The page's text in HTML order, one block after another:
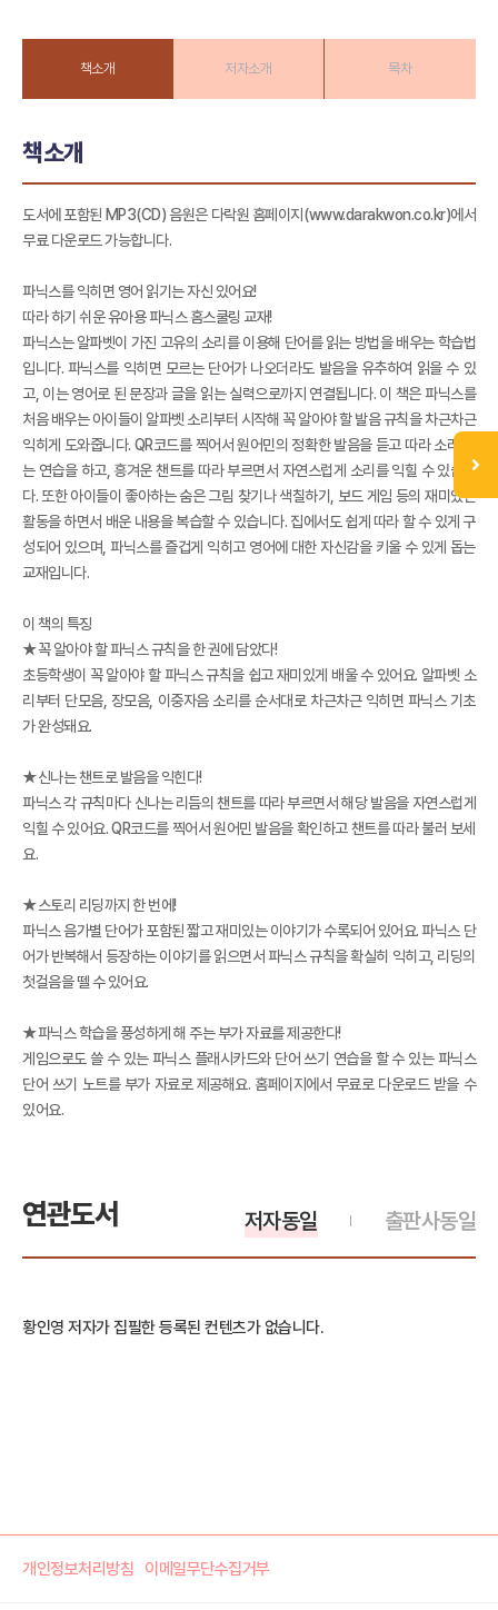
책소개 저자소개 목차
책소개
도서에 포함된 MP3(CD) 음원은 다락원 홈페이지(www.darakwon.co.kr)에서
무료 다운로드 가능합니다.
파닉스를 익히면 영어 읽기는 자신 있어요!
따라 하기 쉬운 유아용 파닉스 홈스쿨링 교재!
파닉스는 알파벳이 가진 고유의 소리를 이용해 단어를 읽는 방법을 배우는 학습법
입니다. 파닉스를 익히면 모르는 단어가 나오더라도 발음을 유추하여 읽을 수 있
고, 이는 영어로 된 문장과 글을 읽는 실력으로까지 연결됩니다. 이 책은 파닉스를
처음 배우는 아이들이 알파벳 소리부터 시작해 꼭 알아야 할 발음 규칙을 차근차근
익히게 도와줍니다. QR코드를 찍어서 원어민의 정확한 발음을 듣고 따라 소리 내
는 연습을 하고, 흥겨운 챈트를 따라 부르면서 자연스럽게 소리를 익힐 수 있습니
다. 또한 아이들이 좋아하는 숨은 그림 찾기나 색칠하기, 보드 게임 등의 재미있는
활동을 하면서 배운 내용을 복습할 수 있습니다. 집에서도 쉽게 따라 할 수 있게 구
성되어 있으며, 파닉스를 즐겁게 익히고 영어에 대한 자신감을 키울 수 있게 돕는
교재입니다.
이 책의 특징
★꼭 알아야 할 파닉스 규칙을 한 권에 담았다!
초등학생이 꼭 알아야 할 파닉스 규칙을 쉽고 재미있게 배울 수 있어요. 알파벳 소
리부터 단모음, 장모음, 이중자음 소리를 순서대로 차근차근 익히면 파닉스 기초
가 완성돼요.
★신나는 챈트로 발음을 익힌다!
파닉스 각 규칙마다 신나는 리듬의 챈트를 따라 부르면서 해당 발음을 자연스럽게
익힐 수 있어요. QR코드를 찍어서 원어민 발음을 확인하고 챈트를 따라 불러 보세
요.
★스토리 리딩까지 한 번에!
파닉스 음가별 단어가 포함된 짧고 재미있는 이야기가 수록되어 있어요. 파닉스 단
어가 반복해서 등장하는 이야기를 읽으면서 파닉스 규칙을 확실히 익히고, 리딩의
첫걸음을 뗄 수 있어요.
★파닉스 학습을 풍성하게 해 주는 부가 자료를 제공한다!
게임으로도 쓸 수 있는 파닉스 플래시카드와 단어 쓰기 연습을 할 수 있는 파닉스
단어 쓰기 노트를 부가 자료로 제공해요. 홈페이지에서 무료로 다운로드 받을 수
있어요.
연관도서 출판사동일
저자동일
황인영 저자가 집필한 등록된 컨텐츠가 없습니다.
개인정보처리방침 이메일무단수집거부